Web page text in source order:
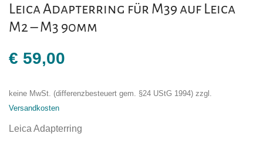
Leica Adapterring für M39 auf Leica
M2 – M3 90mm
€ 59,00
keine MwSt. (differenzbesteuert gem. §24 UStG 1994) zzgl.
Versandkosten
Leica Adapterring